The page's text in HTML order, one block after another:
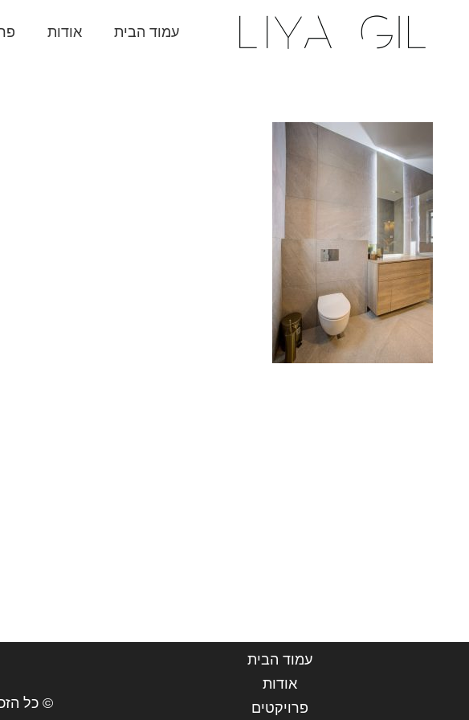
עמוד הבית אודות
עמוד הבית
אודות
פרויקטים